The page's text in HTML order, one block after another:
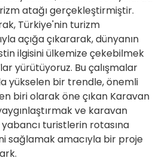
atağı gerçekleştirmiştir.
Türkiye'nin turizm
açığa çıkararak, dünyanın
ilgisini ülkemize çekebilmek
yürütüyoruz. Bu çalışmalar
yükselen bir trendle, önemli
biri olarak öne çıkan Karavan
ve karavan
turistlerin rotasına
sağlamak amacıyla bir proje